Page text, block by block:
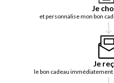
Je
et personnalise mon bon
Je
le bon cadeau immédiatement